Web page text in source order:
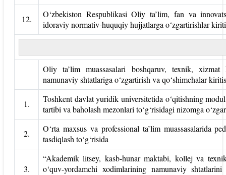
12.
O‘zbekiston Respublikasi Oliy ta’lim, fan va
idoraviy normativ-huquqiy hujjatlarga o‘zgartirishlar
Oliy ta’lim muassasalari boshqaruv, texnik, xizmat
namunaviy shtatlariga o‘zgartirish va qo‘shimchalar
1.
Toshkent davlat yuridik universitetida o‘qitishning
tartibi va baholash mezonlari to‘g‘risidagi nizomga
2.
O‘rta maxsus va professional ta’lim muassasalarida
tasdiqlash to‘g‘risida
3.
“Akademik litsey, kasb-hunar maktabi, kollej va
o‘quv-yordamchi xodimlarining namunaviy